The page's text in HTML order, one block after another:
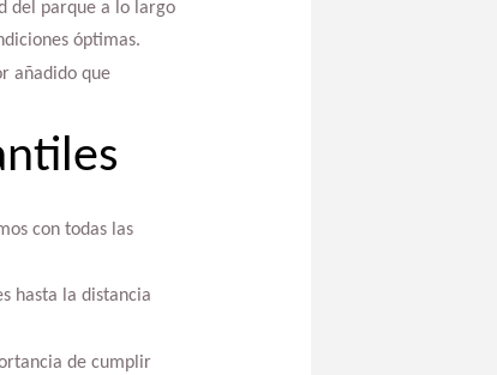
del parque a lo largo
óptimas.
añadido que
con todas las
hasta la distancia
de cumplir